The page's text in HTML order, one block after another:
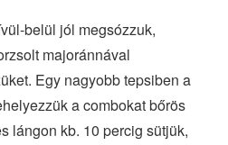
belül jól megsózzuk,
majoránnával
Egy nagyobb tepsiben a
a combokat bőrös
lángon kb. 10 percig sütjük,